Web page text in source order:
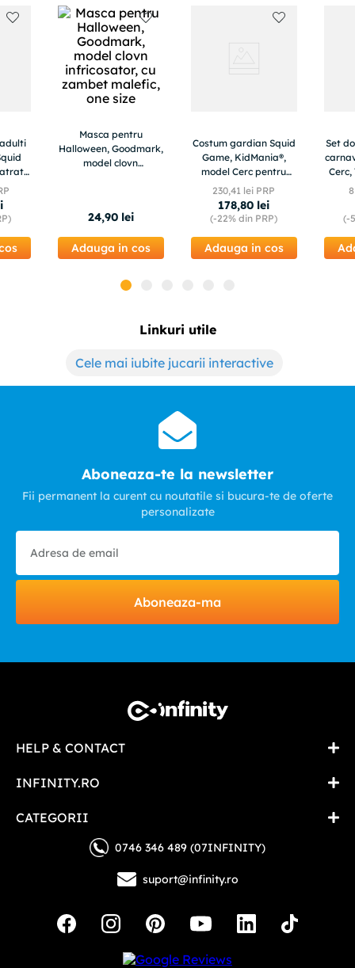
Masca pentru
Halloween, Goodmark,
model clovn
24,90 lei
Adauga in cos
Costum gardian Squid
Game, KidMania®,
model Cerc pentru
adulti - Jocul
Calamarului L
230,41 lei PRP
178,80 lei
(-22% din PRP)
Adauga in cos
Set
(-
Linkuri utile
Cele mai iubite jucarii interactive
Aboneaza-te la newsletter
Fii permanent la curent cu noutatile si bucura-te de oferte
personalizate
Aboneaza-ma
HELP & CONTACT
INFINITY.RO
CATEGORII
0746 346 489 (07INFINITY)
suport@infinity.ro